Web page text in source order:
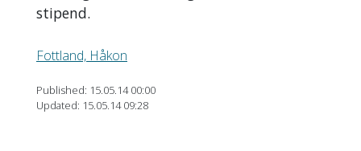
stipend.
Fottland, Håkon
Published: 15.05.14 00:00
Updated: 15.05.14 09:28